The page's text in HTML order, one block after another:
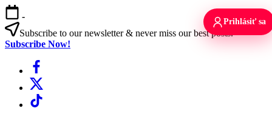
Skip
to
content
-
Subscribe to our newsletter & never miss our best posts.
Subscribe Now!
Facebook
X
TikTok
Prihlásiť sa